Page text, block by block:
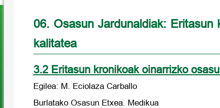
06. Osasun Jardunaldiak: Eritasun
kalitatea
3.2 Eritasun kronikoak oinarrizko
Egilea: M. Eciolaza Carballo
Burlatako Osasun Etxea. Medikua